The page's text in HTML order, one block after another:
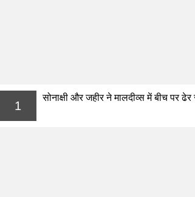
1
सोनाक्षी और जहीर ने मालदीव्स में बीच पर